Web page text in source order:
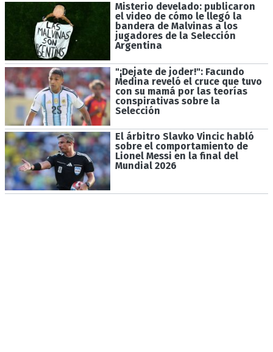
Misterio develado: publicaron
el video de cómo le llegó la
bandera de Malvinas a los
jugadores de la Selección
Argentina
"¡Dejate de joder!": Facundo
Medina reveló el cruce que tuvo
con su mamá por las teorías
conspirativas sobre la
Selección
El árbitro Slavko Vincic habló
sobre el comportamiento de
Lionel Messi en la final del
Mundial 2026